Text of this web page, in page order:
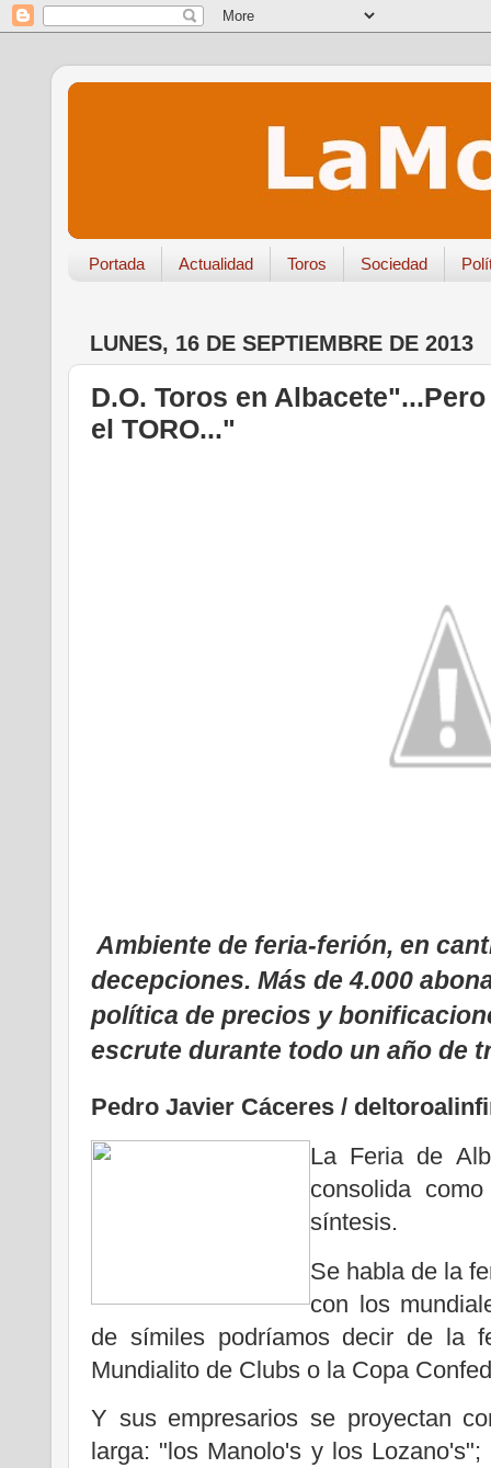
Portada Actualidad Toros Sociedad
LUNES, 16 DE SEPTIEMBRE DE 2013
D.O. Toros en
el TORO..."
Ambiente de feria-ferión, en
decepciones. Más de 4.000
política de precios y
escrute durante todo un año de
Pedro Javier Cáceres /
La Feria de
consolida
síntesis.
Se habla de la
con los
de símiles podríamos decir de la
Mundialito de Clubs o la Copa
Y sus empresarios se proyectan
larga: "los Manolo's y los